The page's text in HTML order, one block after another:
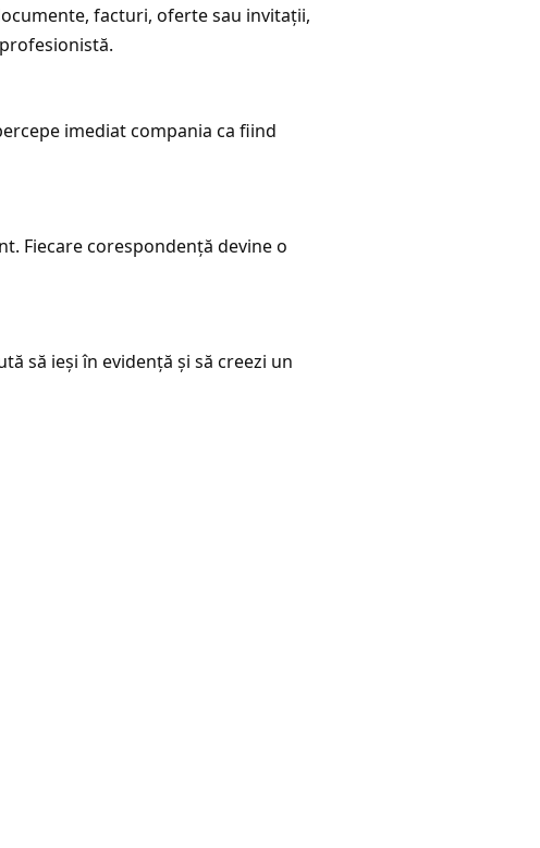
facturi, oferte sau invitații,
imediat compania ca fiind
Fiecare corespondență devine o
să ieși în evidență și să creezi un